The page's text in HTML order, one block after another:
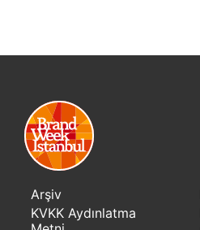
Arşiv
KVKK Aydınlatma